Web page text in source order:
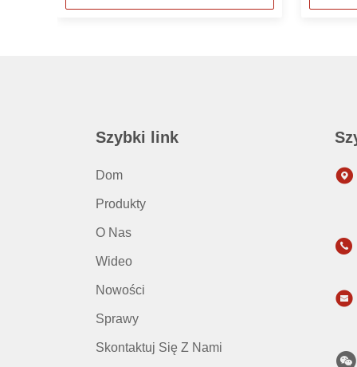
Szybki link
Dom
Produkty
O Nas
Wideo
Nowości
Sprawy
Skontaktuj Się Z Nami